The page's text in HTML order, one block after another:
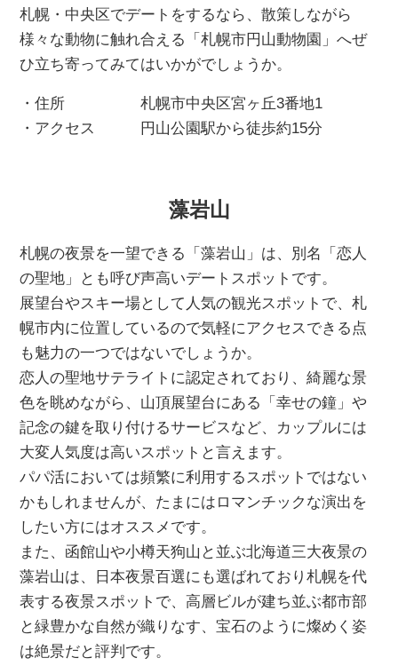
札幌・中央区でデートをするなら、散策しながら
様々な動物に触れ合える「札幌市円山動物園」へぜ
ひ立ち寄ってみてはいかがでしょうか。
・住所 札幌市中央区宮ヶ丘3番地1
・アクセス 円山公園駅から徒歩約15分
藻岩山
札幌の夜景を一望できる「藻岩山」は、別名「恋人
の聖地」とも呼び声高いデートスポットです。
展望台やスキー場として人気の観光スポットで、札
幌市内に位置しているので気軽にアクセスできる点
も魅力の一つではないでしょうか。
恋人の聖地サテライトに認定されており、綺麗な景
色を眺めながら、山頂展望台にある「幸せの鐘」や
記念の鍵を取り付けるサービスなど、カップルには
大変人気度は高いスポットと言えます。
パパ活においては頻繁に利用するスポットではない
かもしれませんが、たまにはロマンチックな演出を
したい方にはオススメです。
また、函館山や小樽天狗山と並ぶ北海道三大夜景の
藻岩山は、日本夜景百選にも選ばれており札幌を代
表する夜景スポットで、高層ビルが建ち並ぶ都市部
と緑豊かな自然が織りなす、宝石のように燦めく姿
は絶景だと評判です。